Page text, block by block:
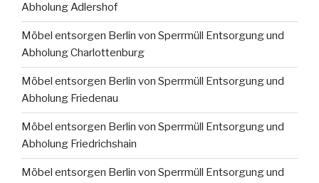
Abholung Adlershof
Möbel entsorgen Berlin von Sperrmüll Entsorgung und
Abholung Charlottenburg
Möbel entsorgen Berlin von Sperrmüll Entsorgung und
Abholung Friedenau
Möbel entsorgen Berlin von Sperrmüll Entsorgung und
Abholung Friedrichshain
Möbel entsorgen Berlin von Sperrmüll Entsorgung und